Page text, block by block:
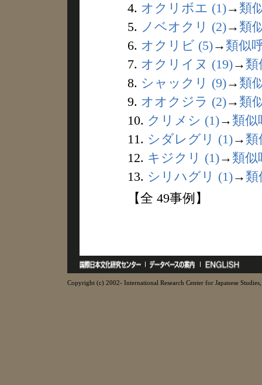
4. オクリボエ (1)→ 類
5. ノベオクリ (2)→ 類
6. オクリビ (5)→ 類似
7. オクリイヌ (19)→ 類
8. シャックリ (9)→ 類
9. オオクジラ (2)→ 類
10. クリメシ (1)→ 類似
11. シダレグリ (1)→ 類
12. キジクリ (1)→ 類似
13. シリハグリ (1)→ 類
【全 49事例】
Copyright (c) 2002- International Research Center for Japanese